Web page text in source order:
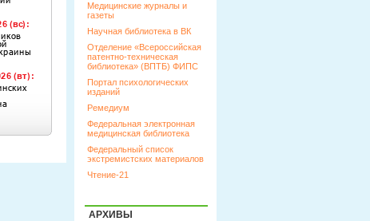
Медицинские журналы и
газеты
Научная библиотека в ВК
Отделение «Всероссийская
патентно-техническая
библиотека» (ВПТБ) ФИПС
Портал психологических
изданий
Ремедиум
Федеральная электронная
медицинская библиотека
Федеральный список
экстремистских материалов
Чтение-21
АРХИВЫ